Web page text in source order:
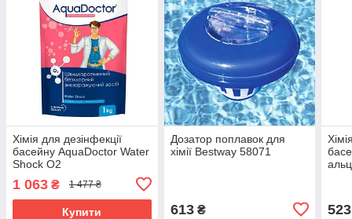
Хімія для дезінфекції
басейну AquaDoctor Water
Shock O2
1 063 ₴ 1 477 ₴
Купити
Дозатор поплавок для
хімії Bestway 58071
613₴ 523